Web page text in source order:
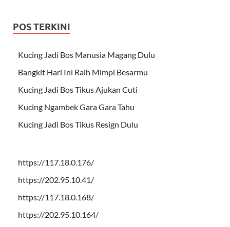
POS TERKINI
Kucing Jadi Bos Manusia Magang Dulu
Bangkit Hari Ini Raih Mimpi Besarmu
Kucing Jadi Bos Tikus Ajukan Cuti
Kucing Ngambek Gara Gara Tahu
Kucing Jadi Bos Tikus Resign Dulu
https://117.18.0.176/
https://202.95.10.41/
https://117.18.0.168/
https://202.95.10.164/